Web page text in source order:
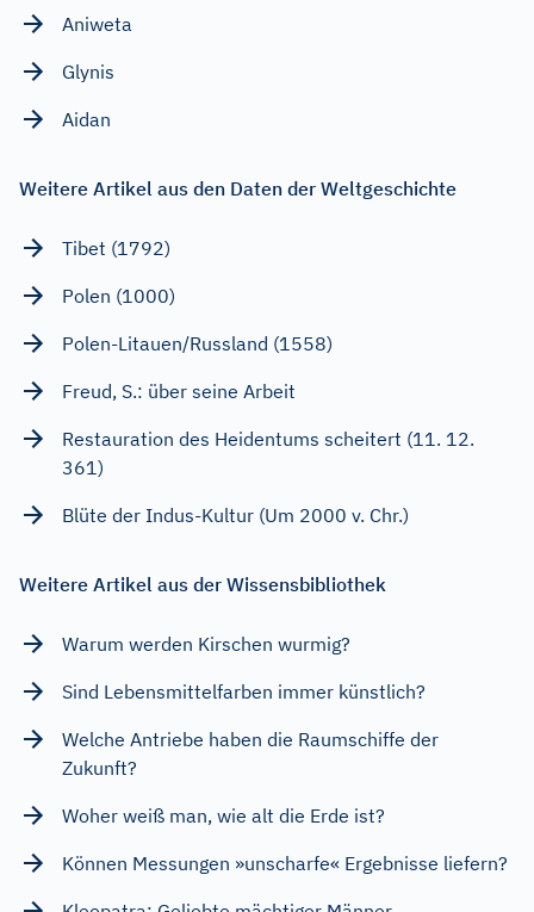
Aniweta
Glynis
Aidan
Weitere Artikel aus den Daten der Weltgeschichte
Tibet (1792)
Polen (1000)
Polen-Litauen/Russland (1558)
Freud, S.: über seine Arbeit
Restauration des Heidentums scheitert (11. 12.
361)
Blüte der Indus-Kultur (Um 2000 v. Chr.)
Weitere Artikel aus der Wissensbibliothek
Warum werden Kirschen wurmig?
Sind Lebensmittelfarben immer künstlich?
Welche Antriebe haben die Raumschiffe der
Zukunft?
Woher weiß man, wie alt die Erde ist?
Können Messungen »unscharfe« Ergebnisse liefern?